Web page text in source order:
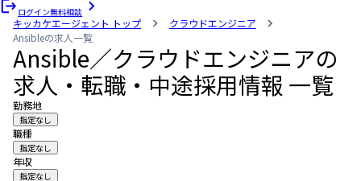
ログイン無料相談
キッカケエージェント トップ
クラウドエンジニア
Ansibleの求人一覧
Ansible／クラウドエンジニアの
求人・転職・中途採用情報 一覧
勤務地
指定なし
職種
指定なし
年収
指定なし